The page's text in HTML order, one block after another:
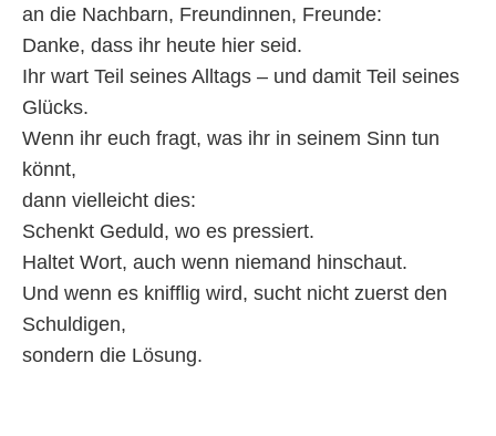
an die Nachbarn, Freundinnen, Freunde:
Danke, dass ihr heute hier seid.
Ihr wart Teil seines Alltags – und damit Teil seines
Glücks.
Wenn ihr euch fragt, was ihr in seinem Sinn tun
könnt,
dann vielleicht dies:
Schenkt Geduld, wo es pressiert.
Haltet Wort, auch wenn niemand hinschaut.
Und wenn es knifflig wird, sucht nicht zuerst den
Schuldigen,
sondern die Lösung.